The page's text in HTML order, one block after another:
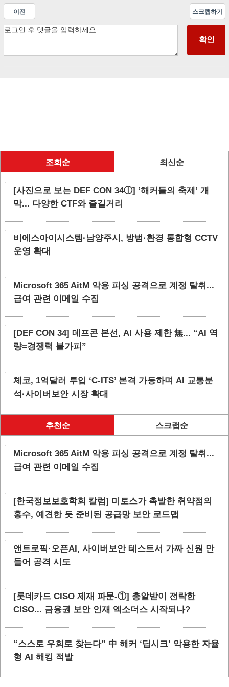
이전 스크랩하기
조회순 최신순
[사진으로 보는 DEF CON 34ⓛ] ‘해커들의 축제’ 개
막... 다양한 CTF와 즐길거리
비에스아이시스템·남양주시, 방범·환경 통합형 CCTV
운영 확대
Microsoft 365 AitM 악용 피싱 공격으로 계정 탈취...
급여 관련 이메일 수집
[DEF CON 34] 데프콘 본선, AI 사용 제한 無... “AI 역
량=경쟁력 불가피”
체코, 1억달러 투입 ‘C-ITS’ 본격 가동하며 AI 교통분
석·사이버보안 시장 확대
추천순 스크랩순
Microsoft 365 AitM 악용 피싱 공격으로 계정 탈취...
급여 관련 이메일 수집
[한국정보보호학회 칼럼] 미토스가 촉발한 취약점의
홍수, 예견한 듯 준비된 공급망 보안 로드맵
앤트로픽·오픈AI, 사이버보안 테스트서 가짜 신원 만
들어 공격 시도
[롯데카드 CISO 제재 파문-①] 총알받이 전락한
CISO... 금융권 보안 인재 엑소더스 시작되나?
“스스로 우회로 찾는다” 中 해커 ‘딥시크’ 악용한 자율
형 AI 해킹 적발